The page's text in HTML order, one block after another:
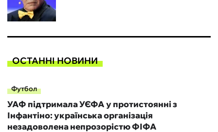
ОСТАННІ НОВИНИ
Футбол
УАФ підтримала УЄФА у протистоянні з
Інфантіно: українська організація
незадоволена непрозорістю ФІФА